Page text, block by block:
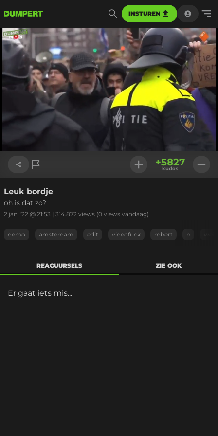
INSTUREN
100.00%
Link kopiëren
+5827
kudos
Leuk bordje
oh is dat zo?
2 jan. '22 @ 21:53 | 314.872 views (0 views vandaag)
demo amsterdam edit videofuck robert b
REAGUURSELS ZIE OOK
Er gaat iets mis...